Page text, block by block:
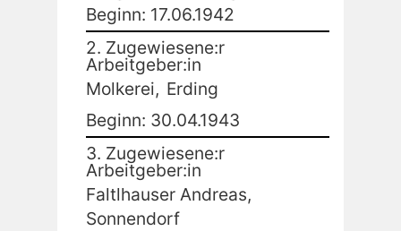
Beginn: 17.06.1942
2. Zugewiesene:r
Arbeitgeber:in
Molkerei, Erding
Beginn: 30.04.1943
3. Zugewiesene:r
Arbeitgeber:in
Faltlhauser Andreas,
Sonnendorf